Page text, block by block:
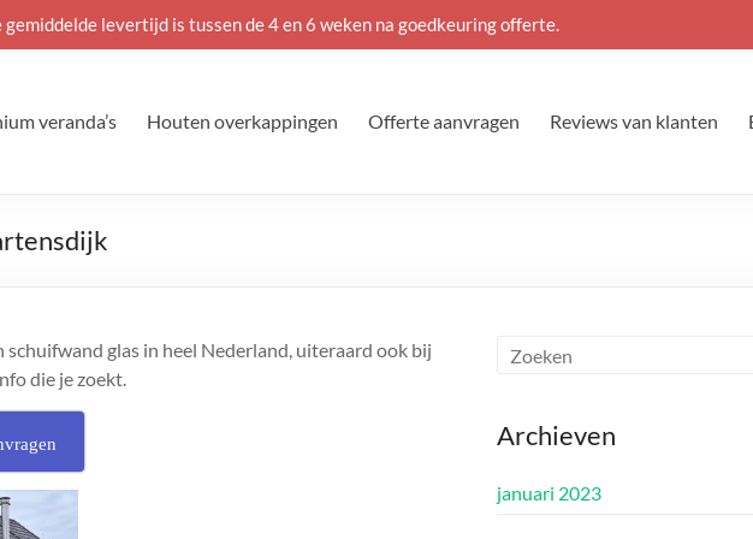
veranda’s Houten overkappingen Offerte aanvragen Reviews van klanten
glas in heel Nederland, uiteraard ook bij
die je zoekt.
Archieven
januari 2023
gemiddelde levertijd is tussen de 4 en 6 weken na goedkeuring offerte.